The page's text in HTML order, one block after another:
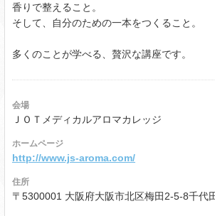
香りで整えること。
そして、自分のための一本をつくること。
多くのことが学べる、贅沢な講座です。
会場
ＪＯＴメディカルアロマカレッジ
ホームページ
http://www.js-aroma.com/
住所
〒5300001 大阪府大阪市北区梅田2-5-8千代